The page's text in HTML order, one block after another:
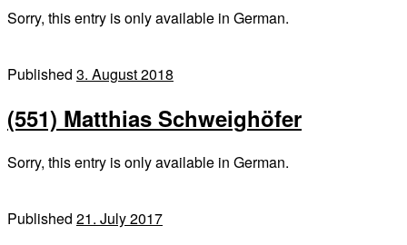
Sorry, this entry is only available in German.
Published 3. August 2018
(551) Matthias Schweighöfer
Sorry, this entry is only available in German.
Published 21. July 2017